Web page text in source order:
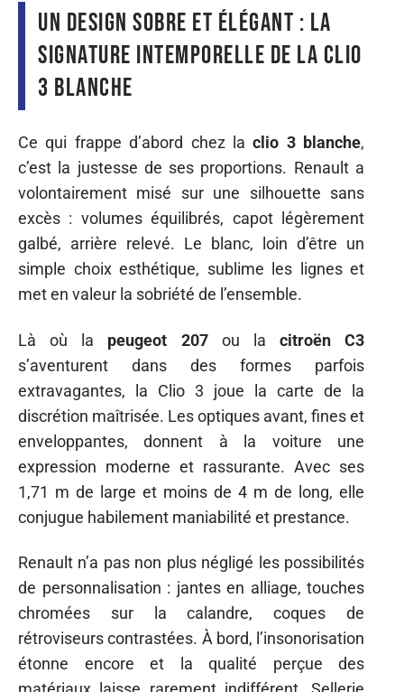
Un design sobre et élégant : la
signature intemporelle de la Clio
3 blanche
Ce qui frappe d’abord chez laclio 3 blanche,
c’est la justesse de ses proportions. Renault a
volontairement misé sur une silhouette sans
excès : volumes équilibrés, capot légèrement
galbé, arrière relevé. Le blanc, loin d’être un
simple choix esthétique, sublime les lignes et
met en valeur la sobriété de l’ensemble.
Là où la peugeot 207ou la citroën C3
s’aventurent dans des formes parfois
extravagantes, la Clio 3 joue la carte de la
discrétion maîtrisée. Les optiques avant, fines et
enveloppantes, donnent à la voiture une
expression moderne et rassurante. Avec ses
1,71 m de large et moins de 4 m de long, elle
conjugue habilement maniabilité et prestance.
Renault n’a pas non plus négligé les possibilités
de personnalisation : jantes en alliage, touches
chromées sur la calandre, coques de
rétroviseurs contrastées. À bord, l’insonorisation
étonne encore et la qualité perçue des